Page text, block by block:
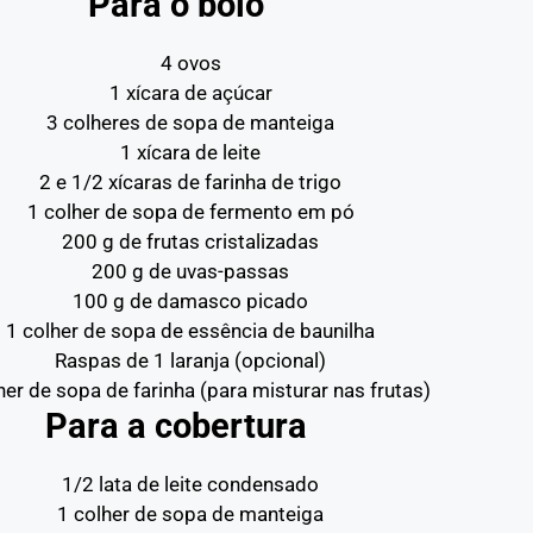
4 ovos
1 xícara de açúcar
3 colheres de sopa de manteiga
1 xícara de leite
2 e 1/2 xícaras de farinha de trigo
1 colher de sopa de fermento em pó
200 g de frutas cristalizadas
200 g de uvas-passas
100 g de damasco picado
1 colher de sopa de essência de baunilha
Raspas de 1 laranja (opcional)
de sopa de farinha (para misturar nas frutas)
Para a cobertura
1/2 lata de leite condensado
1 colher de sopa de manteiga